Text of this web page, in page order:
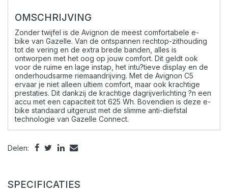
OMSCHRIJVING
Zonder twijfel is de Avignon de meest comfortabele e-
bike van Gazelle. Van de ontspannen rechtop-zithouding
tot de vering en de extra brede banden, alles is
ontworpen met het oog op jouw comfort. Dit geldt ook
voor de ruime en lage instap, het intu?tieve display en de
onderhoudsarme riemaandrijving. Met de Avignon C5
ervaar je niet alleen ultiem comfort, maar ook krachtige
prestaties. Dit dankzij de krachtige dagrijverlichting ?n een
accu met een capaciteit tot 625 Wh. Bovendien is deze e-
bike standaard uitgerust met de slimme anti-diefstal
technologie van Gazelle Connect.
Delen:
SPECIFICATIES